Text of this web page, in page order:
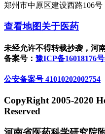
郑州市中原区建设西路106号
查看地图关于医药
未经允许不得转载抄袭，河
备案号： 豫ICP备16018176
公安备案号 41010202002754
CopyRight 2005-2020
Reserved